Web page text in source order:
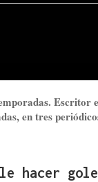
Escritor
en tres
hacer